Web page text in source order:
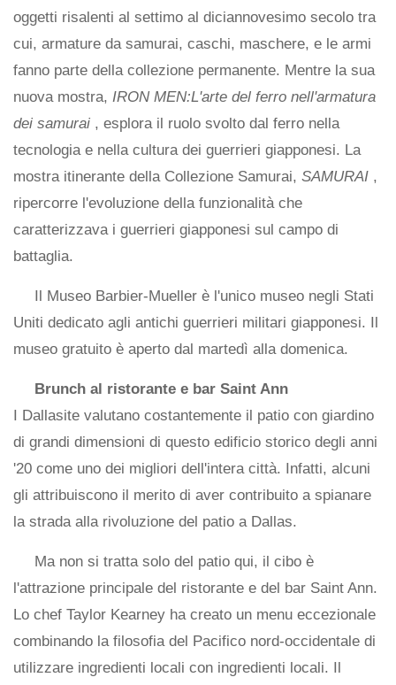
oggetti risalenti al settimo al diciannovesimo secolo tra
cui, armature da samurai, caschi, maschere, e le armi
fanno parte della collezione permanente. Mentre la sua
nuova mostra, IRON MEN:L'arte del ferro nell'armatura
dei samurai , esplora il ruolo svolto dal ferro nella
tecnologia e nella cultura dei guerrieri giapponesi. La
mostra itinerante della Collezione Samurai, SAMURAI ,
ripercorre l'evoluzione della funzionalità che
caratterizzava i guerrieri giapponesi sul campo di
battaglia.
Il Museo Barbier-Mueller è l'unico museo negli Stati
Uniti dedicato agli antichi guerrieri militari giapponesi. Il
museo gratuito è aperto dal martedì alla domenica.
Brunch al ristorante e bar Saint Ann
I Dallasite valutano costantemente il patio con giardino
di grandi dimensioni di questo edificio storico degli anni
'20 come uno dei migliori dell'intera città. Infatti, alcuni
gli attribuiscono il merito di aver contribuito a spianare
la strada alla rivoluzione del patio a Dallas.
Ma non si tratta solo del patio qui, il cibo è
l'attrazione principale del ristorante e del bar Saint Ann.
Lo chef Taylor Kearney ha creato un menu eccezionale
combinando la filosofia del Pacifico nord-occidentale di
utilizzare ingredienti locali con ingredienti locali. Il